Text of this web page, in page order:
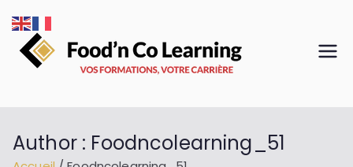
au
contenu
Learnin
Author : Foodncolearning_51